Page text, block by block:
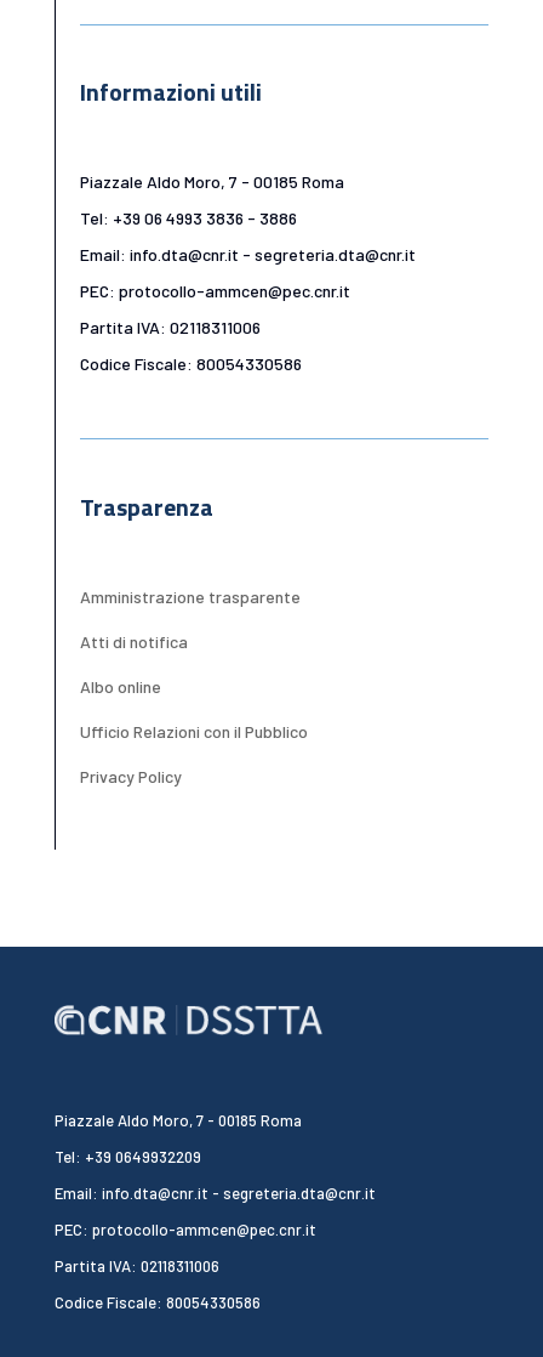
Informazioni utili
Piazzale Aldo Moro, 7 - 00185 Roma
Tel: +39 06 4993 3836 - 3886
Email: info.dta@cnr.it - segreteria.dta@cnr.it
PEC: protocollo-ammcen@pec.cnr.it
Partita IVA: 02118311006
Codice Fiscale: 80054330586
Trasparenza
Amministrazione trasparente
Atti di notifica
Albo online
Ufficio Relazioni con il Pubblico
Privacy Policy
Piazzale Aldo Moro, 7 - 00185 Roma
Tel: +39 0649932209
Email: info.dta@cnr.it - segreteria.dta@cnr.it
PEC: protocollo-ammcen@pec.cnr.it
Partita IVA: 02118311006
Codice Fiscale: 80054330586